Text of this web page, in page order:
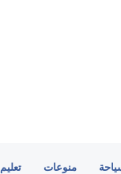
منوعات تعليم